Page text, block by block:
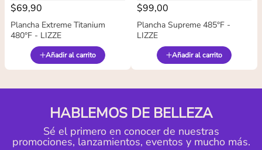
$69,90
Plancha Extreme Titanium
480°F - LIZZE
Añadir al carrito
$99,00
Plancha Supreme 485°F -
LIZZE
Añadir al carrito
HABLEMOS DE BELLEZA
Sé el primero en conocer de nuestras
promociones, lanzamientos, eventos y mucho más.